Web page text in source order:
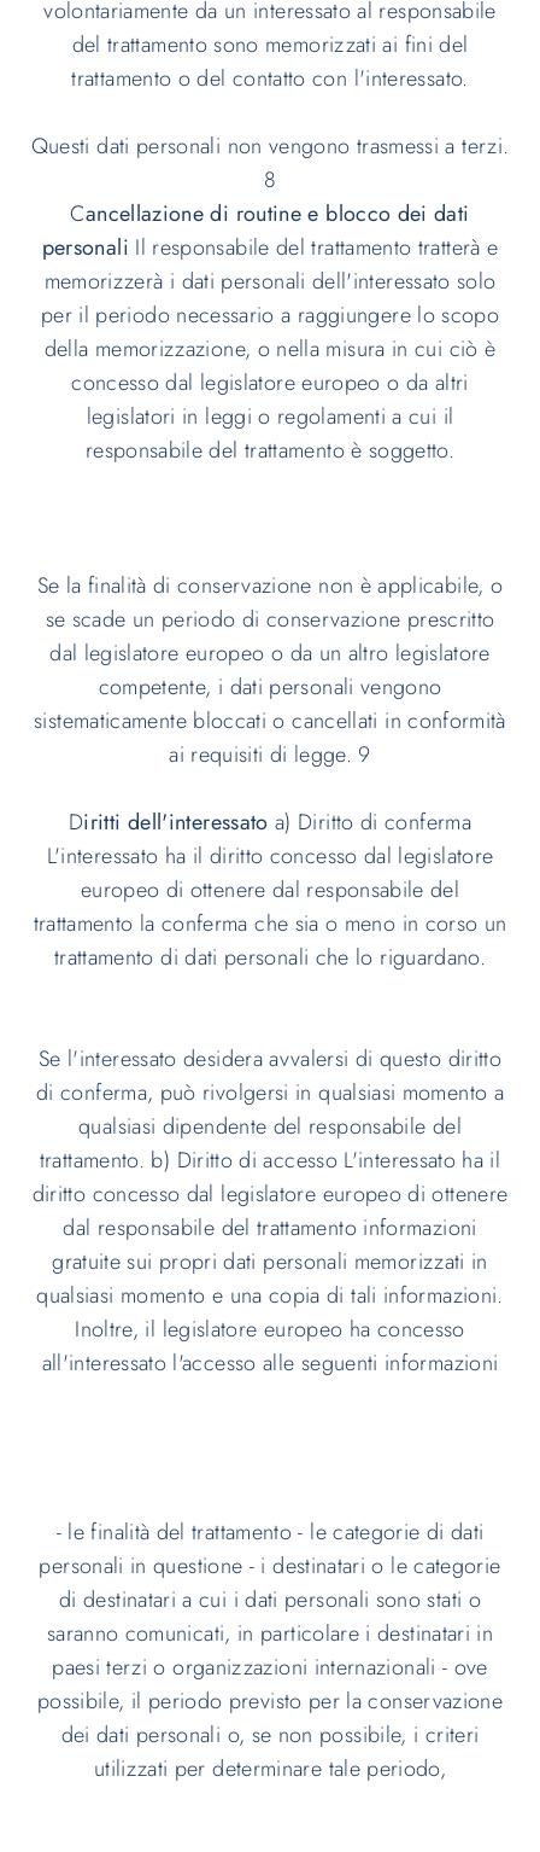
volontariamente da un interessato al responsabile
del trattamento sono memorizzati ai fini del
trattamento o del contatto con l'interessato.
Questi dati personali non vengono trasmessi a terzi.
8
Cancellazione di routine e blocco dei dati
personali Il responsabile del trattamento tratterà e
memorizzerà i dati personali dell'interessato solo
per il periodo necessario a raggiungere lo scopo
della memorizzazione, o nella misura in cui ciò è
concesso dal legislatore europeo o da altri
legislatori in leggi o regolamenti a cui il
responsabile del trattamento è soggetto.
Se la finalità di conservazione non è applicabile, o
se scade un periodo di conservazione prescritto
dal legislatore europeo o da un altro legislatore
competente, i dati personali vengono
sistematicamente bloccati o cancellati in conformità
ai requisiti di legge. 9
Diritti dell'interessato a) Diritto di conferma
L'interessato ha il diritto concesso dal legislatore
europeo di ottenere dal responsabile del
trattamento la conferma che sia o meno in corso un
trattamento di dati personali che lo riguardano.
Se l'interessato desidera avvalersi di questo diritto
di conferma, può rivolgersi in qualsiasi momento a
qualsiasi dipendente del responsabile del
trattamento. b) Diritto di accesso L'interessato ha il
diritto concesso dal legislatore europeo di ottenere
dal responsabile del trattamento informazioni
gratuite sui propri dati personali memorizzati in
qualsiasi momento e una copia di tali informazioni.
Inoltre, il legislatore europeo ha concesso
all'interessato l'accesso alle seguenti informazioni
- le finalità del trattamento - le categorie di dati
personali in questione - i destinatari o le categorie
di destinatari a cui i dati personali sono stati o
saranno comunicati, in particolare i destinatari in
paesi terzi o organizzazioni internazionali - ove
possibile, il periodo previsto per la conservazione
dei dati personali o, se non possibile, i criteri
utilizzati per determinare tale periodo,